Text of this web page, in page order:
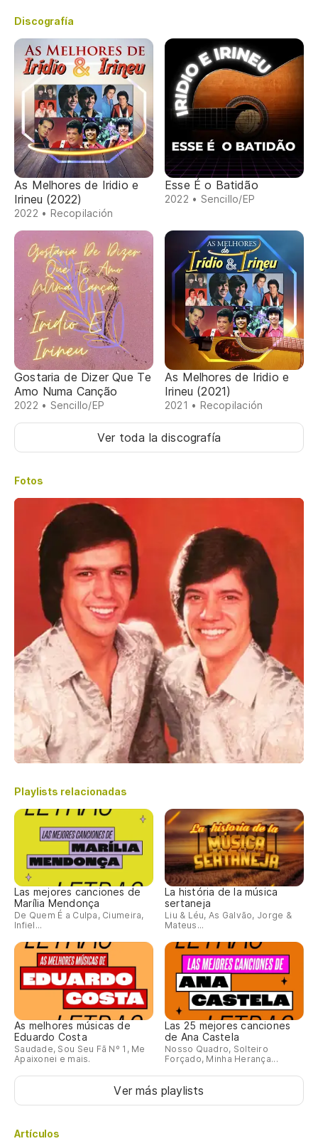
Discografía
As Melhores de Iridio e
Irineu (2022)
2022 • Recopilación
Esse É o Batidão
2022 • Sencillo/EP
Gostaria de Dizer Que Te
Amo Numa Canção
2022 • Sencillo/EP
As Melhores de Iridio e
Irineu (2021)
2021 • Recopilación
Ver toda la discografía
Fotos
Playlists relacionadas
Las mejores canciones de
Marília Mendonça
De Quem É a Culpa, Ciumeira,
Infiel...
La história de la música
sertaneja
Liu & Léu, As Galvão, Jorge &
Mateus...
As melhores músicas de
Eduardo Costa
Saudade, Sou Seu Fã Nº 1, Me
Apaixonei e mais.
Las 25 mejores canciones
de Ana Castela
Nosso Quadro, Solteiro
Forçado, Minha Herança...
Ver más playlists
Artículos